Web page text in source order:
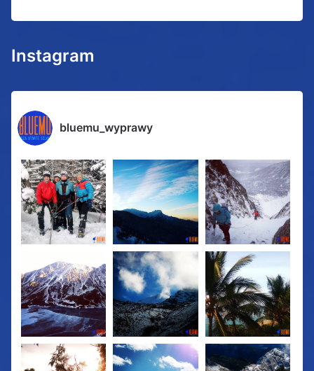
Instagram
bluemu_wyprawy